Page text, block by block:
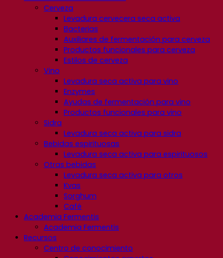
Cerveza
Levadura cervecera seca activa
Bacterias
Auxiliares de fermentación para cerveza
Productos funcionales para cerveza
Estilos de cerveza
Vino
Levadura seca activa para vino
Enzymes
Ayudas de fermentación para vino
Productos funcionales para vino
Sidra
Levadura seca activa para sidra
Bebidas espirituosas
Levadura seca activa para espirituosos
Otras bebidas
Levadura seca activa para otros
Kvas
Sorghum
Café
Academia Fermentis
Academia Fermentis
Recursos
Centro de conocimiento